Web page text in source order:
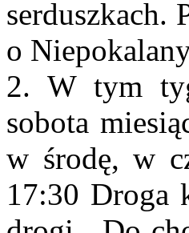
serduszkach.
o
2. W tym
sobota
w środę, w
17:30 Droga